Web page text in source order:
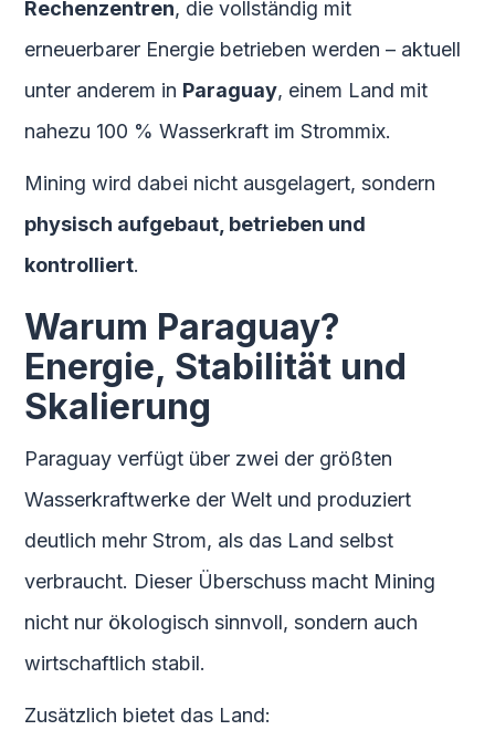
Rechenzentren, die vollständig mit
erneuerbarer Energie betrieben werden – aktuell
unter anderem in Paraguay, einem Land mit
nahezu 100 % Wasserkraft im Strommix.
Mining wird dabei nicht ausgelagert, sondern
physisch aufgebaut, betrieben und
kontrolliert.
Warum Paraguay?
Energie, Stabilität und
Skalierung
Paraguay verfügt über zwei der größten
Wasserkraftwerke der Welt und produziert
deutlich mehr Strom, als das Land selbst
verbraucht. Dieser Überschuss macht Mining
nicht nur ökologisch sinnvoll, sondern auch
wirtschaftlich stabil.
Zusätzlich bietet das Land: